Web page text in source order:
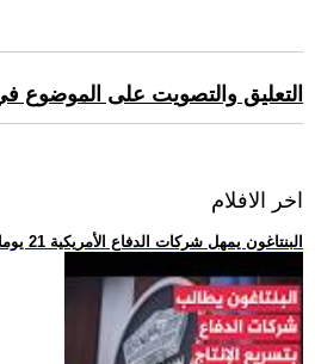
التعليق والتصويت على الموضوع
اخر الافلام
.. البنتاغون يمهل شركات الدفاع الأمريكية 21 يوما لتقديم خطط تسر